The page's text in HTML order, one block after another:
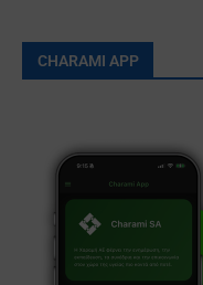
CHARAMI APP